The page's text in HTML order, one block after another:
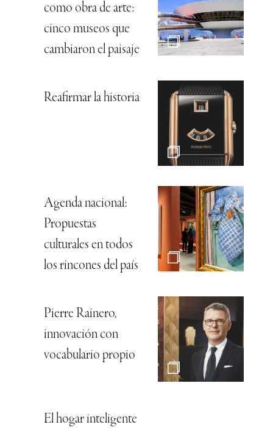
como obra de arte:
cinco museos que
cambiaron el paisaje
Reafirmar la historia
Agenda nacional:
Propuestas
culturales en todos
los rincones del país
Pierre Rainero,
innovación con
vocabulario propio
El hogar inteligente